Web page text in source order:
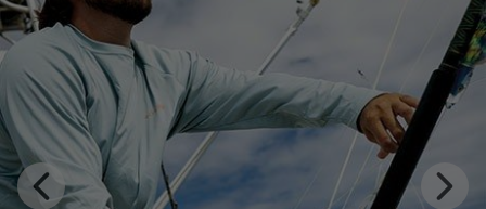
Previous
Slide
Next
Slide